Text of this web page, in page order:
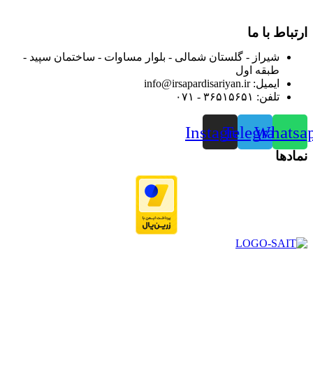
ارتباط با ما
شیراز - گلستان شمالی - بلوار مساوات - ساختمان سپید -
طبقه اول
ایمیل: info@irsapardisariyan.ir
تلفن: ۳۶۵۱۵۶۵۱ - ۰۷۱
Telegram
Instagram
نمادها